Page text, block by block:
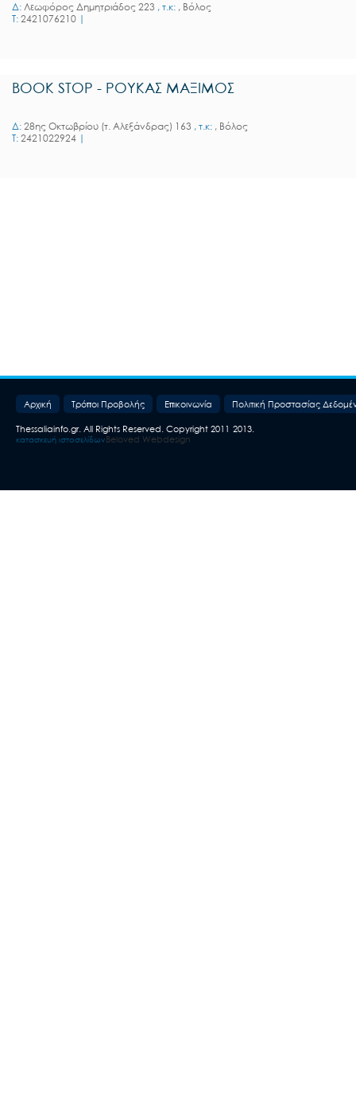
Δ: Λεωφόρος Δημητριάδος 223 , τ.κ: , Βόλος
T: 2421076210 |
BOOK STOP - ΡΟΥΚΑΣ ΜΑΞΙΜΟΣ
Δ: 28ης Οκτωβρίου (τ. Αλεξάνδρας) 163 , τ.κ: , Βόλος
T: 2421022924 |
Aρχική Τρόποι Προβολής Επικοινωνία Πολιτική Προστασίας
Thessaliainfo.gr. All Rights Reserved. Copyright 2011-2013.
κατασκευή ιστοσελίδωνBeloved Webdesign